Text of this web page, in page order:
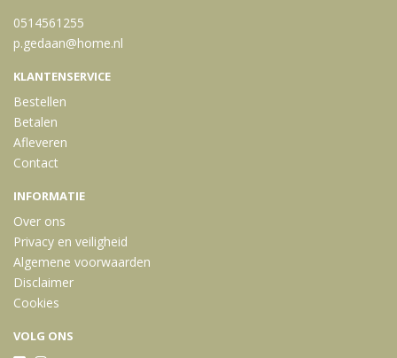
0514561255
p.gedaan@home.nl
KLANTENSERVICE
Bestellen
Betalen
Afleveren
Contact
INFORMATIE
Over ons
Privacy en veiligheid
Algemene voorwaarden
Disclaimer
Cookies
VOLG ONS